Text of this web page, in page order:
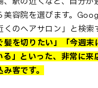
美容院を選びます。
くのヘアサロン」と検索
髪を切りたい」「今週
る」といった、非常に来
客です。